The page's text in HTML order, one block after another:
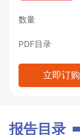
数量
PDF目录
立即订购
报告目录